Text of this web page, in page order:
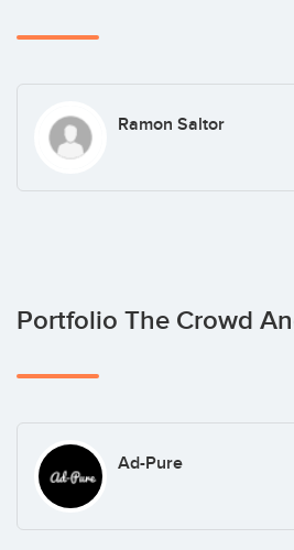
Ramon Saltor
Portfolio The Crowd
Ad-Pure